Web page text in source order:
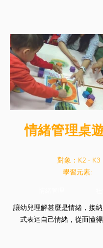
情緒管理桌
對象：K2 - K3
學習元素:
讓幼兒理解甚麼是情緒，接
式表達自己情緒，從而懂得